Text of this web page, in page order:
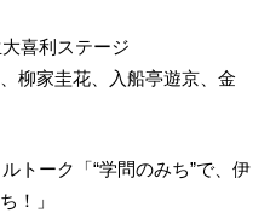
喜利ステージ
圭花、入船亭遊京、金
トーク「“学問のみち”で、伊
！」